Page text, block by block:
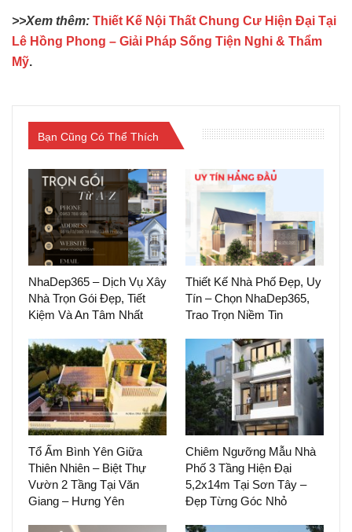
>>Xem thêm: Thiết Kế Nội Thất Chung Cư Hiện Đại Tại
Lê Hồng Phong – Giải Pháp Sống Tiện Nghi & Thẩm
Mỹ.
Bạn Cũng Có Thể Thích
NhaDep365 – Dịch Vụ Xây
Nhà Trọn Gói Đẹp, Tiết
Kiệm Và An Tâm Nhất
Thiết Kế Nhà Phố Đẹp, Uy
Tín – Chọn NhaDep365,
Trao Trọn Niềm Tin
Tổ Ấm Bình Yên Giữa
Thiên Nhiên – Biệt Thự
Vườn 2 Tầng Tại Văn
Giang – Hưng Yên
Chiêm Ngưỡng Mẫu Nhà
Phố 3 Tầng Hiện Đại
5,2x14m Tại Sơn Tây –
Đẹp Từng Góc Nhỏ